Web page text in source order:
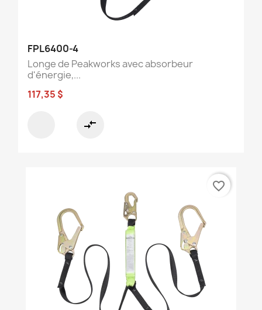
FPL6400-4
Longe de Peakworks avec absorbeur
d'énergie,...
117,35 $
compare_arrows
favorite_border